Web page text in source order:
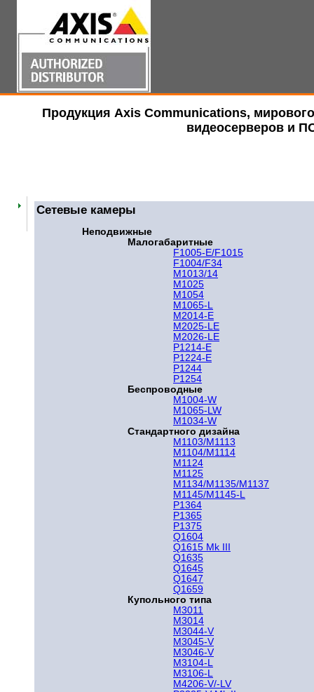
Продукция Axis Communications,
видеосерверов и
Сетевые камеры
Неподвижные
Малогабаритные
F1005-E/F1015
F1004/F34
M1013/14
M1025
M1054
M1065-L
M2014-E
M2025-LE
M2026-LE
P1214-E
P1224-E
P1244
P1254
Беспроводные
M1004-W
M1065-LW
M1034-W
Стандартного дизайна
M1103/M1113
M1104/M1114
M1124
M1125
M1134/M1135/M1137
M1145/M1145-L
P1364
P1365
P1375
Q1604
Q1615 Mk III
Q1635
Q1645
Q1647
Q1659
Купольного типа
M3011
M3014
M3044-V
M3045-V
M3046-V
M3104-L
M3106-L
M4206-V/-LV